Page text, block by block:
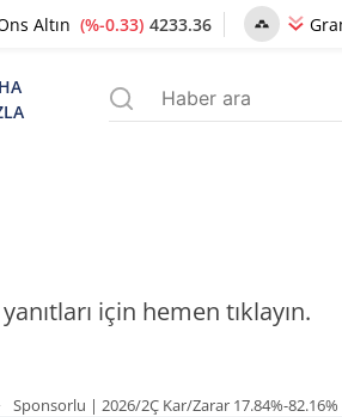
Altın (%-0.33) 4233.36
için hemen tıklayın.
Sponsorlu | 2026/2Ç Kar/Zarar 17.84%-82.16%